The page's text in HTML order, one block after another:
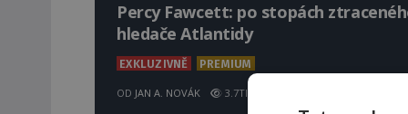
Percy Fawcett: po stopách
hledače Atlantidy
EXKLUZIVNĚ PREMIUM
OD JAN A. NOVÁK 3.7TIS